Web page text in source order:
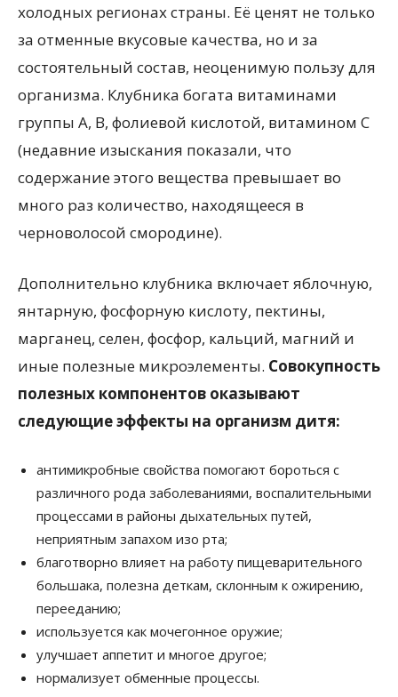
холодных регионах страны. Её ценят не только
за отменные вкусовые качества, но и за
состоятельный состав, неоценимую пользу для
организма. Клубника богата витаминами
группы А, В, фолиевой кислотой, витамином С
(недавние изыскания показали, что
содержание этого вещества превышает во
много раз количество, находящееся в
черноволосой смородине).
Дополнительно клубника включает яблочную,
янтарную, фосфорную кислоту, пектины,
марганец, селен, фосфор, кальций, магний и
иные полезные микроэлементы. Совокупность
полезных компонентов оказывают
следующие эффекты на организм дитя:
антимикробные свойства помогают бороться с
различного рода заболеваниями, воспалительными
процессами в районы дыхательных путей,
неприятным запахом изо рта;
благотворно влияет на работу пищеварительного
большака, полезна деткам, склонным к ожирению,
перееданию;
используется как мочегонное оружие;
улучшает аппетит и многое другое;
нормализует обменные процессы.